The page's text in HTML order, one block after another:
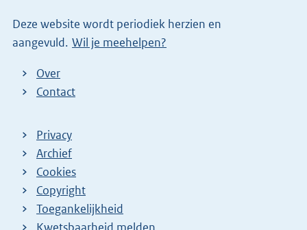
n
Deze website wordt periodiek herzien en
aangevuld. Wil je meehelpen?
Over
Contact
Privacy
Archief
Cookies
Copyright
Toegankelijkheid